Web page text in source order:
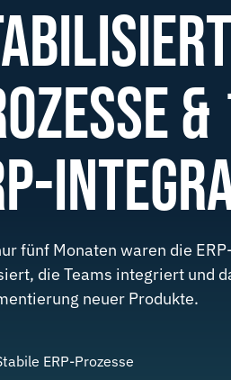
fünf Monaten waren die
die Teams integriert und
neuer Produkte.
ERP-Prozesse